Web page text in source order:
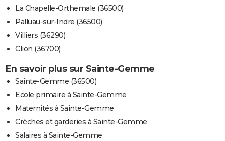
La Chapelle-Orthemale (36500)
Palluau-sur-Indre (36500)
Villiers (36290)
Clion (36700)
En savoir plus sur Sainte-Gemme
Sainte-Gemme (36500)
Ecole primaire à Sainte-Gemme
Maternités à Sainte-Gemme
Crèches et garderies à Sainte-Gemme
Salaires à Sainte-Gemme